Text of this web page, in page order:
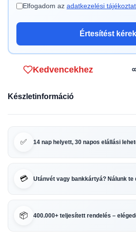
Elfogadom az adatkezelési
Értesítést kérek
Kedvencekhez
Készletinformáció
✅ 14 nap helyett, 30 napos elállási
💳 Utánvét vagy bankkártyá? Nálunk te
📦 400.000+ teljesített rendelés –